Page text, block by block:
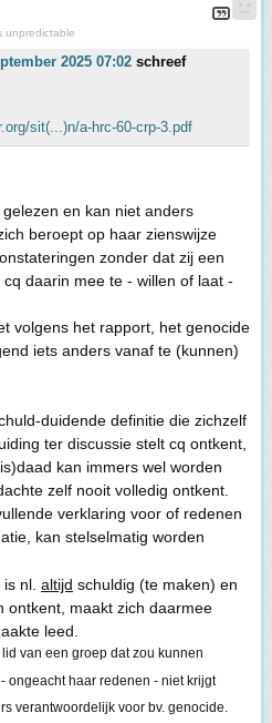
unpredictable
2025 07:02 schreef
sit(...)n/a-hrc-60-crp-3.pdf
en kan niet anders
beroept op haar zienswijze
zonder dat zij een
daarin mee te - willen of laat -
volgens het rapport, het genocide
iets anders vanaf te (kunnen)
duidende definitie die zichzelf
ter discussie stelt cq ontkent,
kan immers wel worden
zelf nooit volledig ontkent.
verklaring voor of redenen
kan stelselmatig worden
nl. altijd schuldig (te maken) en
ontkent, maakt zich daarmee
leed.
van een groep dat zou kunnen
ongeacht haar redenen - niet krijgt
verantwoordelijk voor bv. genocide.